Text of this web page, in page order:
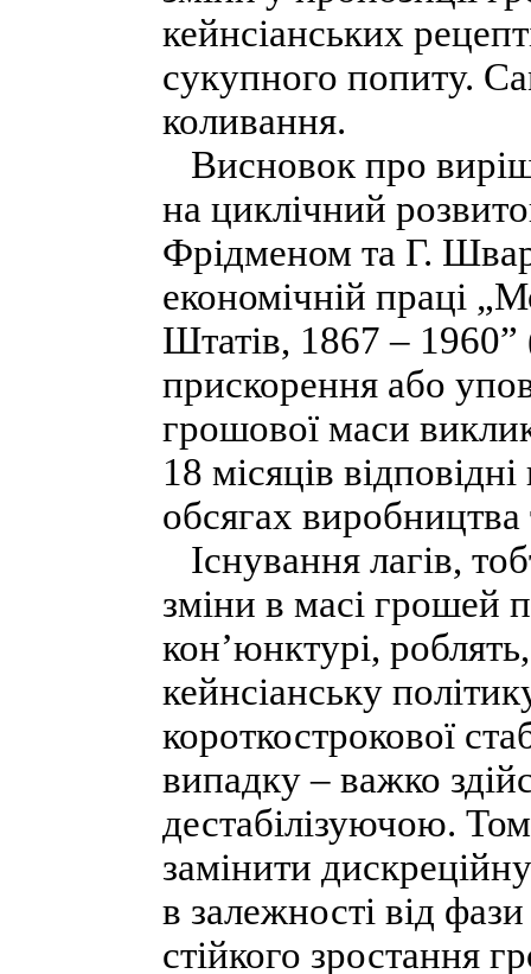
кейнсіанських
сукупного попиту.
коливання.
Висновок про
на циклічний
Фрідменом та Г.
економічній праці
Штатів, 1867 –
прискорення або
грошової маси
18 місяців
обсягах виробництва
Існування лагів,
зміни в масі грошей
кон’юнктурі,
кейнсіанську
короткострокової
випадку – важко
дестабілізуючою.
замінити
в залежності від
стійкого зростання